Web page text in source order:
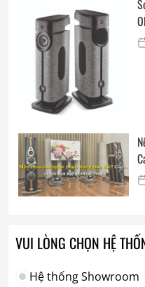
VUI LÒNG CHỌN HỆ
Hệ thống Showroom